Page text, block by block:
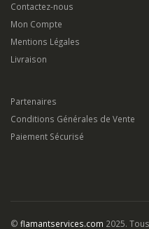
Contactez-nous
Mon Compte
Mentions Légales
Livraison
Partenaires
Conditions Générales de Vente
Paiement Sécurisé
© flamantservices.com 2025.